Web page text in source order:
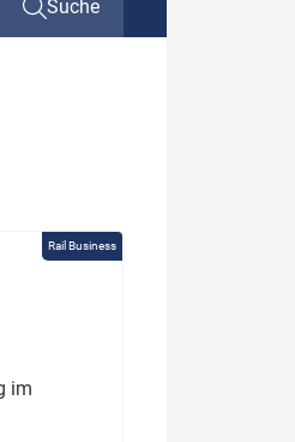
Suche
Rail Business
im